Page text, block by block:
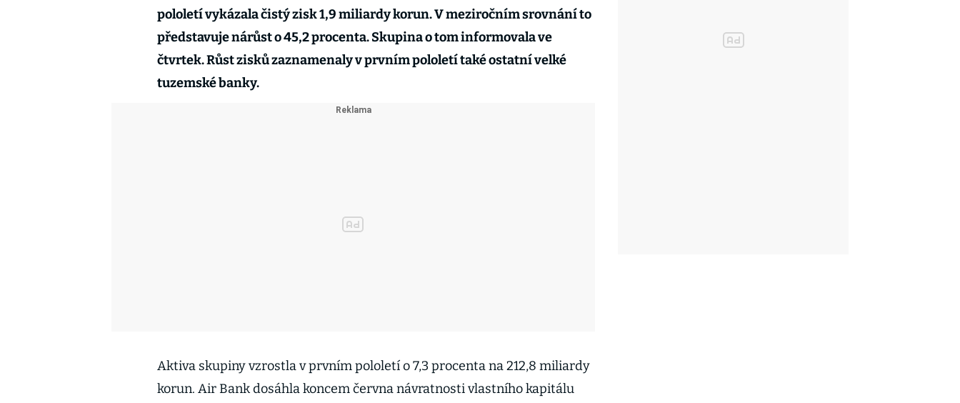
pololetí vykázala čistý zisk 1,9 miliardy korun. V meziročním srovnání to
představuje nárůst o 45,2 procenta. Skupina o tom informovala ve
čtvrtek. Růst zisků zaznamenaly v prvním pololetí také ostatní velké
tuzemské banky.
Aktiva skupiny vzrostla v prvním pololetí o 7,3 procenta na 212,8 miliardy
korun. Air Bank dosáhla koncem června návratnosti vlastního kapitálu